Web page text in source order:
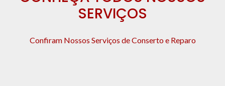
SERVIÇOS
Confiram Nossos Serviços de Conserto e Reparo